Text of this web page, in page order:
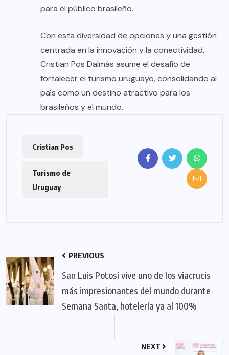
para el público brasileño.
Con esta diversidad de opciones y una gestión
centrada en la innovación y la conectividad,
Cristian Pos Dalmás asume el desafío de
fortalecer el turismo uruguayo, consolidando al
país como un destino atractivo para los
brasileños y el mundo.
Cristian Pos
Turismo de
Uruguay
PREVIOUS
San Luis Potosí vive uno de los viacrucis
más impresionantes del mundo durante
Semana Santa, hotelería ya al 100%
NEXT